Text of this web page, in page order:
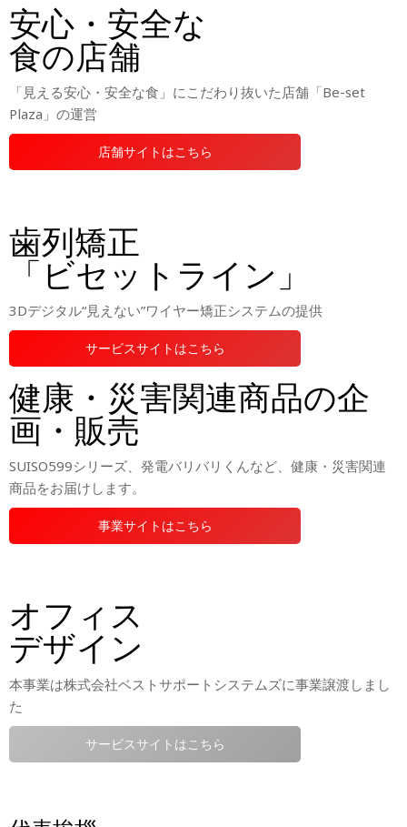
安心・安全な
食の店舗
「見える安心・安全な食」にこだわり抜いた店舗「Be-set
Plaza」の運営
店舗サイトはこちら
歯列矯正
「ビセットライン」
3Dデジタル“見えない”ワイヤー矯正システムの提供
サービスサイトはこちら
健康・災害関連商品の企
画・販売
SUISO599シリーズ、発電バリバリくんなど、健康・災害関連
商品をお届けします。
事業サイトはこちら
オフィス
デザイン
本事業は株式会社ベストサポートシステムズに事業譲渡しまし
た
サービスサイトはこちら